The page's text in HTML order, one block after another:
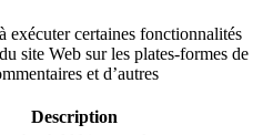
exécuter certaines fonctionnalités
site Web sur les plates-formes de
et d’autres
Description